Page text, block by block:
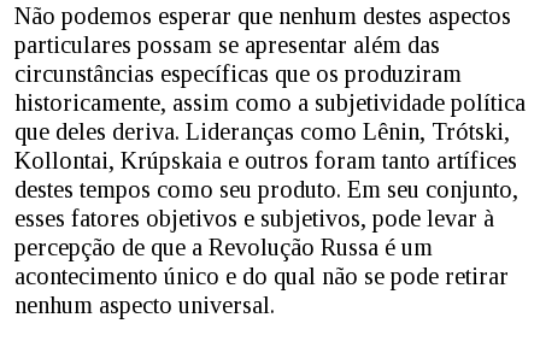
Não podemos esperar que nenhum destes aspectos
particulares possam se apresentar além das
circunstâncias específicas que os produziram
historicamente, assim como a subjetividade política
que deles deriva. Lideranças como Lênin, Trótski,
Kollontai, Krúpskaia e outros foram tanto artífices
destes tempos como seu produto. Em seu conjunto,
esses fatores objetivos e subjetivos, pode levar à
percepção de que a Revolução Russa é um
acontecimento único e do qual não se pode retirar
nenhum aspecto universal.